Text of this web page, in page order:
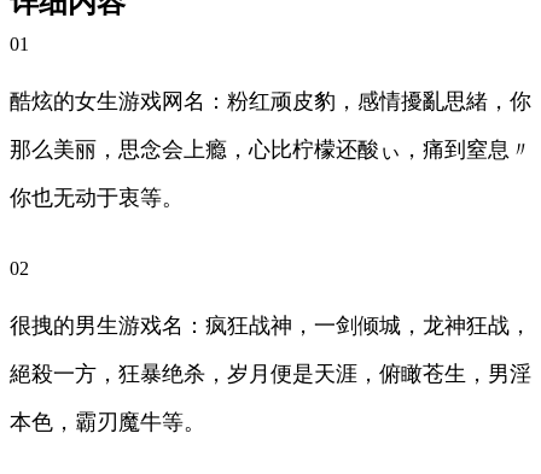
01
酷炫的女生游戏网名：粉红顽皮豹，感情擾亂思緒，你
那么美丽，思念会上瘾，心比柠檬还酸ぃ，痛到窒息〃
你也无动于衷等。
02
很拽的男生游戏名：疯狂战神，一剑倾城，龙神狂战，
絕殺一方，狂暴绝杀，岁月便是天涯，俯瞰苍生，男淫
本色，霸刃魔牛等。